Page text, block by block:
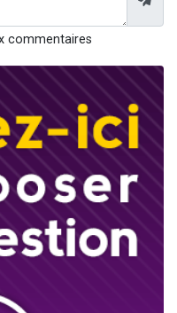
commentaires